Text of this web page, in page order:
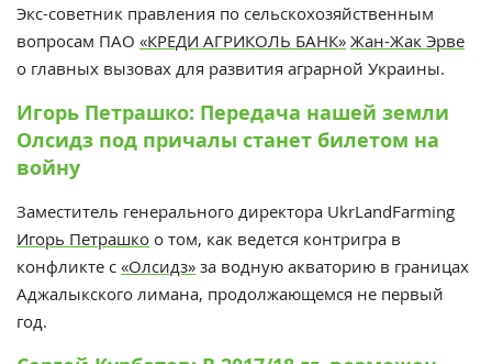
Экс-советник правления по сельскохозяйственным
вопросам ПАО «КРЕДИ АГРИКОЛЬ БАНК» Жан-Жак Эрве
о главных вызовах для развития аграрной Украины.
Игорь Петрашко: Передача нашей земли
Олсидз под причалы станет билетом на
войну
Заместитель генерального директора UkrLandFarming
Игорь Петрашко о том, как ведется контригра в
конфликте с «Олсидз» за водную акваторию в границах
Аджалыкского лимана, продолжающемся не первый
год.